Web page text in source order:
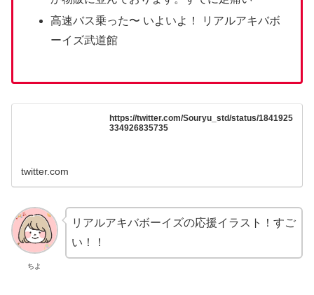
高速バス乗った〜 いよいよ！ リアルアキバボ
ーイズ武道館
https://twitter.com/Souryu_std/status/1841925
334926835735
twitter.com
ちよ
リアルアキバボーイズの応援イラスト！すご
い！！